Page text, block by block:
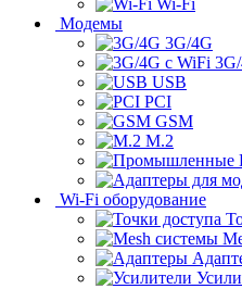
Модемы
3G/4G
USB
PCI
GSM
M.2
Wi-Fi оборудование